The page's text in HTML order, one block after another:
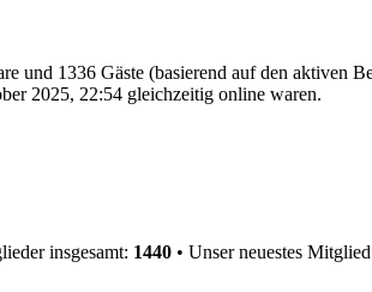
und 1336 Gäste (basierend auf den aktiven
2025, 22:54 gleichzeitig online waren.
insgesamt: 1440 • Unser neuestes